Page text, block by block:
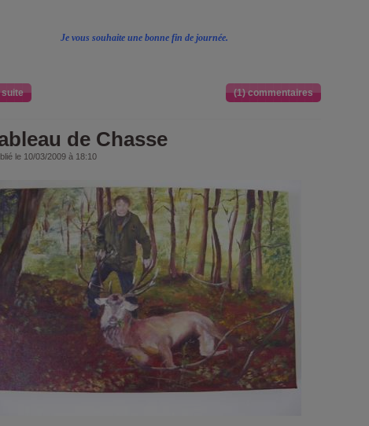
Je vous souhaite une bonne fin de journée.
suite (1) commentaires
de Chasse
le 10/03/2009 à 18:10